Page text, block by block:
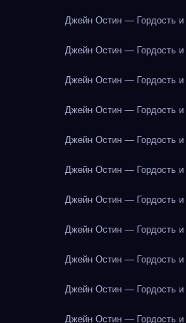
Джейн Остин — Гордость и
Джейн Остин — Гордость и
Джейн Остин — Гордость и
Джейн Остин — Гордость и
Джейн Остин — Гордость и
Джейн Остин — Гордость и
Джейн Остин — Гордость и
Джейн Остин — Гордость и
Джейн Остин — Гордость и
Джейн Остин — Гордость и
Джейн Остин — Гордость и